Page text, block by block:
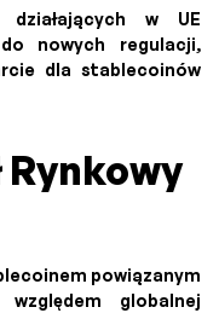
w UE
nowych regulacji,
dla stablecoinów
Rynkowy
powiązanym
globalnej